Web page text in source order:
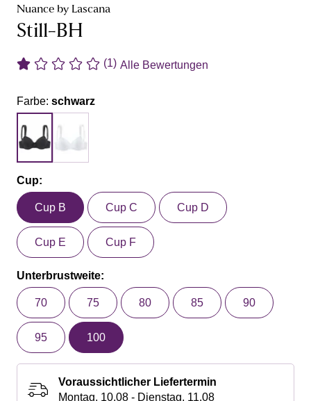
Nuance by Lascana
Still-BH
(1) Alle Bewertungen
Farbe: schwarz
Cup:
Cup B Cup C Cup D
Cup E Cup F
Unterbrustweite:
70 75 80 85 90
95 100
Voraussichtlicher Liefertermin
Montag, 10.08 - Dienstag, 11.08